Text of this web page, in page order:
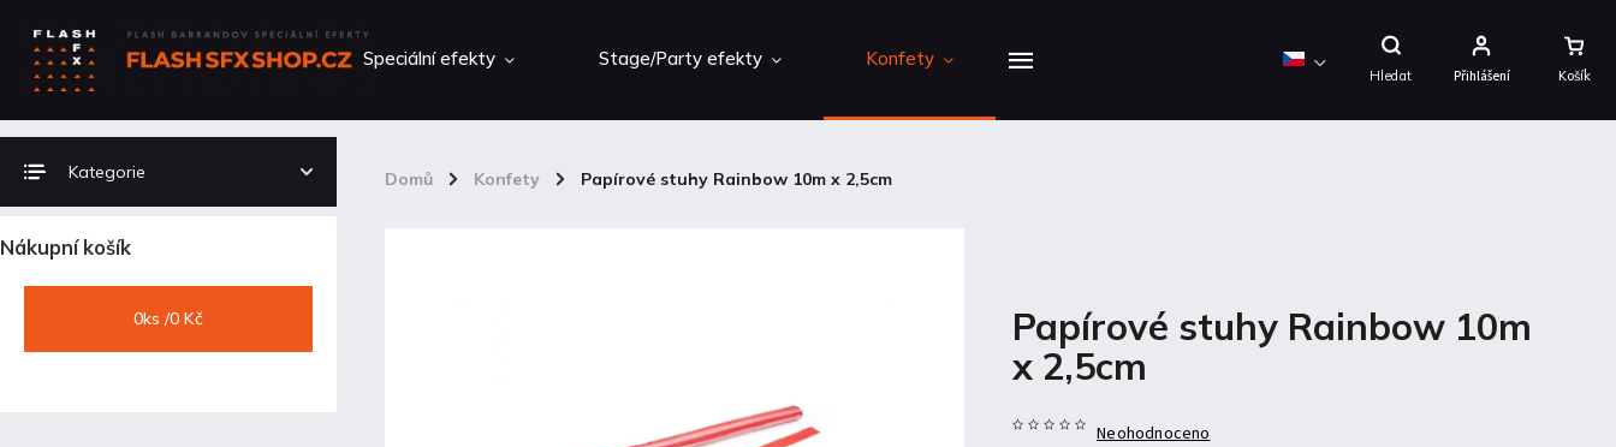
Hledat
Nákupní
Košík
Přihlášení
Speciální efekty Stage/Party efekty Konfety
Domů / Konfety / Papírové stuhy Rainbow 10m x 2,5cm
Kategorie
Nákupní košík
0ks /0 Kč
Papírové stuhy Rainbow 10m
x 2,5cm
Neohodnoceno